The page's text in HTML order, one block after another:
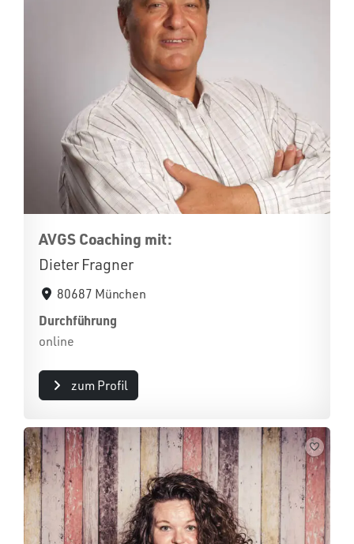
AVGS Coaching mit:
Dieter Fragner
80687 München
Durchführung
online
zum Profil